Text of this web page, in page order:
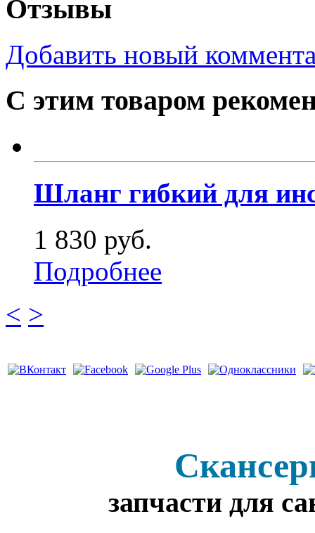
Отзывы
Добавить новый
С этим товаром
Шланг гибкий для
1 830 руб.
Подробнее
< >
запчасти для